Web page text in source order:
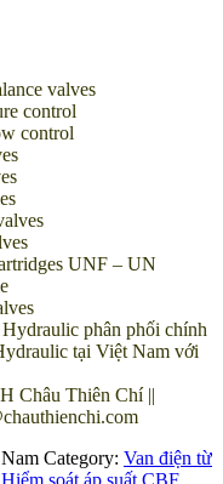
valves
control
control
UNF – UN
phân phối chính
tại Việt Nam với
Châu Thiên Chí ||
Category: Van điện từ
Hiểm soát áp suất CBF